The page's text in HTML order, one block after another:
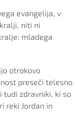
evangelija, v
niti ni
mladega
otrokovo
preseči telesno
tudi zdravniki, ki so
reki Jordan in